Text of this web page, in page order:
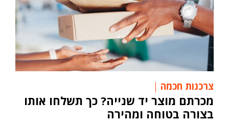
צרכנות חכמה
מכרתם מוצר יד שנייה? כך תשלחו אותו
בצורה בטוחה ומהירה